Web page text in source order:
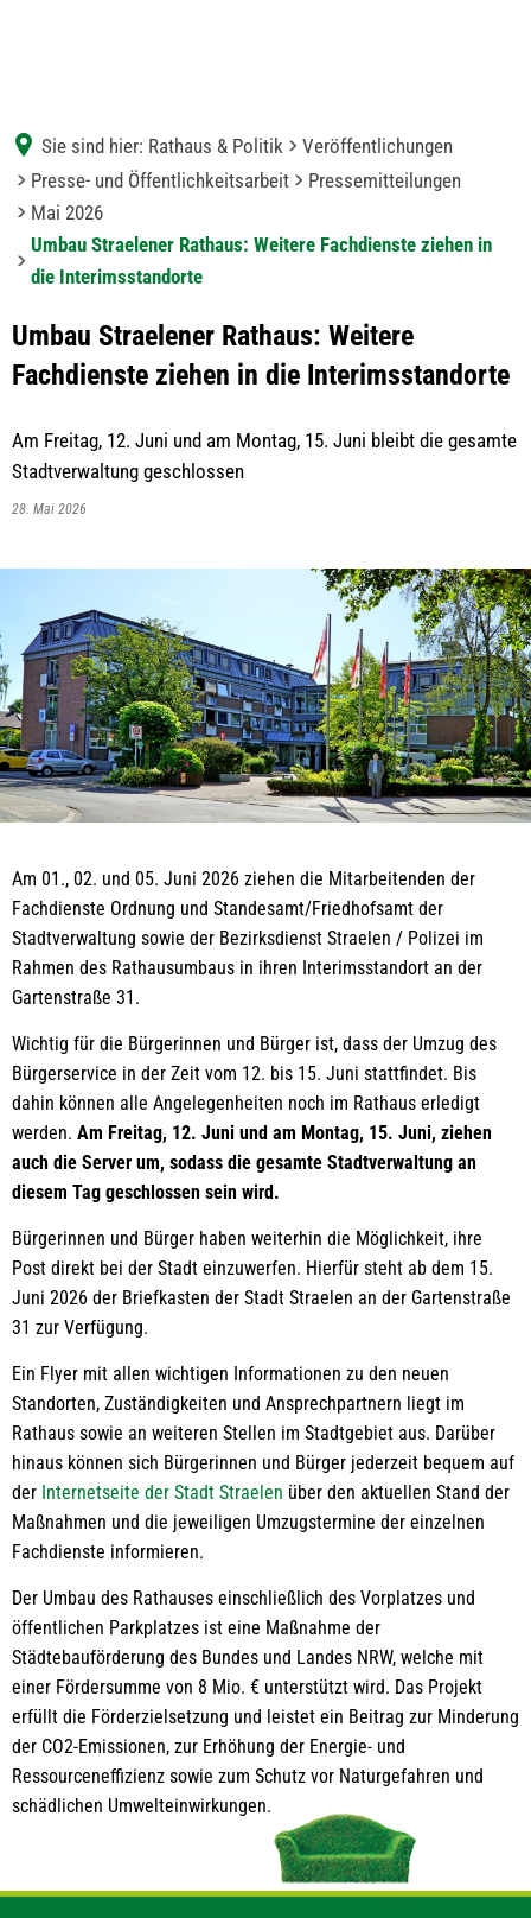
Sie sind hier: Rathaus & Politik
Veröffentlichungen
Presse- und Öffentlichkeitsarbeit
Pressemitteilungen
Mai 2026
Umbau Straelener Rathaus: Weitere Fachdienste ziehen in
die Interimsstandorte
Umbau Straelener Rathaus: Weitere
Fachdienste ziehen in die Interimsstandorte
Am Freitag, 12. Juni und am Montag, 15. Juni bleibt die gesamte
Stadtverwaltung geschlossen
28. Mai 2026
Am 01., 02. und 05. Juni 2026 ziehen die Mitarbeitenden der
Fachdienste Ordnung und Standesamt/Friedhofsamt der
Stadtverwaltung sowie der Bezirksdienst Straelen / Polizei im
Rahmen des Rathausumbaus in ihren Interimsstandort an der
Gartenstraße 31.
Wichtig für die Bürgerinnen und Bürger ist, dass der Umzug des
Bürgerservice in der Zeit vom 12. bis 15. Juni stattfindet. Bis
dahin können alle Angelegenheiten noch im Rathaus erledigt
werden. Am Freitag, 12. Juni und am Montag, 15. Juni, ziehen
auch die Server um, sodass die gesamte Stadtverwaltung an
diesem Tag geschlossen sein wird.
Bürgerinnen und Bürger haben weiterhin die Möglichkeit, ihre
Post direkt bei der Stadt einzuwerfen. Hierfür steht ab dem 15.
Juni 2026 der Briefkasten der Stadt Straelen an der Gartenstraße
31 zur Verfügung.
Ein Flyer mit allen wichtigen Informationen zu den neuen
Standorten, Zuständigkeiten und Ansprechpartnern liegt im
Rathaus sowie an weiteren Stellen im Stadtgebiet aus. Darüber
hinaus können sich Bürgerinnen und Bürger jederzeit bequem auf
der Internetseite der Stadt Straelen über den aktuellen Stand der
Maßnahmen und die jeweiligen Umzugstermine der einzelnen
Fachdienste informieren.
Der Umbau des Rathauses einschließlich des Vorplatzes und
öffentlichen Parkplatzes ist eine Maßnahme der
Städtebauförderung des Bundes und Landes NRW, welche mit
einer Fördersumme von 8 Mio. € unterstützt wird. Das Projekt
erfüllt die Förderzielsetzung und leistet ein Beitrag zur Minderung
der CO2-Emissionen, zur Erhöhung der Energie- und
Ressourceneffizienz sowie zum Schutz vor Naturgefahren und
schädlichen Umwelteinwirkungen.